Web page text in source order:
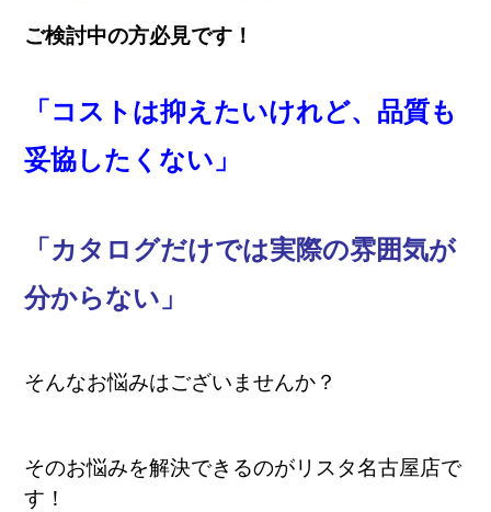
ご検討中の方必見です！
「コストは抑えたいけれど、品質も
妥協したくない」
「カタログだけでは実際の雰囲気が
分からない」
そんなお悩みはございませんか？
そのお悩みを解決できるのがリスタ名古屋店で
す！